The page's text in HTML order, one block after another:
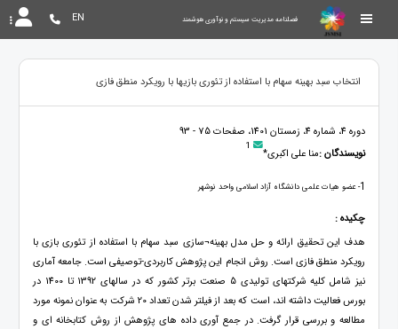
فصلنامه مدیریت سیستم و نوآوری هوشمند EN
انتخاب سبد بهینه سهام با استفاده از تئوری بازیها با رویکرد منطق فازی
دوره 4، شماره 4، زمستان 1401، صفحات 75 - 93
نویسندگان :منا علی اکبری* 1
1- عضو هیات علمی دانشگاه آزاد اسلامی واحد نوشهر
چکیده :
هدف این تحقیق ارائه و حل مدل بهینه¬سازی سبد سهام با استفاده از تئوری بازی با
رویکرد منطق فازی است. روش انجام این پژوهش کاربردی-توصیفی است. جامعه آماری
نیز شامل کلیه شرکتهای تولیدی 5 صنعت برتر کشور که در سالهای 1392 تا 1400 در
بورس فعالیت داشته اند، است که بعد از فیلتر شدن تعداد 20 شرکت به عنوان نمونه مورد
مطالعه و بررسی قرار گرفت. در جمع آوری داده های پژوهش از روش کتابخانه ای و